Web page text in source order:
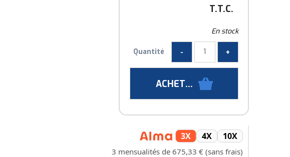
T.T.C.
En stock
Quantité
3X 4X 10X
3 mensualités de 675,33 € (sans frais)